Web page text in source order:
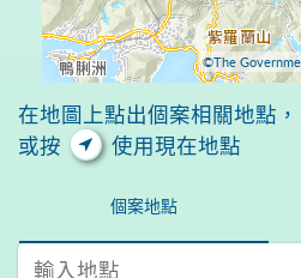
©The
在地圖上點出個案相關地點，
或按
使用現在地點
個案地點
輸入地點 搜尋